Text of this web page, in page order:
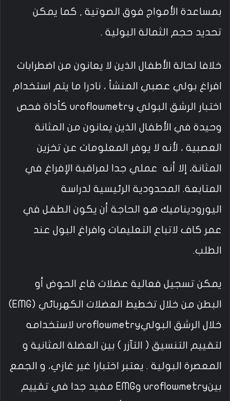
بمساعدة الأمواج فوق الصوتية , كما يمكن
تحديد حجم الثمالة البولية .
خلافا لحالة الأطفال الذين لا يعانون من اضطرابات
افراغ بولي عصبي المنشأ ، نادرا ما يتم استخدام
اختبار الرشق البولي uroflowmetry كأداة فحص
وحيدة في الأطفال الذين يعانون من المثانة
العصبية ، لأنه لا يوفر المعلومات عن تخزين
المثانة، إلا أنه عملي جدا لمراقبة الإفراغ في
المتابعة. المحدودية الرئيسية لدراسة
اليوروديناميك هو الحاجة أن يكون الطفل في
عمر كاف لاتباع التعليمات وافراغ البول عند
الطلب.
يمكن تسجيل فعالية عضلات قاع الحوض أو
البطن من خلال تخطيط العضلات الكهربائي (EMG)
خلال الرشق البوليuroflowmetry لاستخدامه
لتقييم التنسيق ( التآزر ) بين العضلة المثانية و
المعصرة البولية . يعتبر اختبارا غير غازي، و الجمع
بينuroflowmetry وEMG مفيد جدا في تقييم